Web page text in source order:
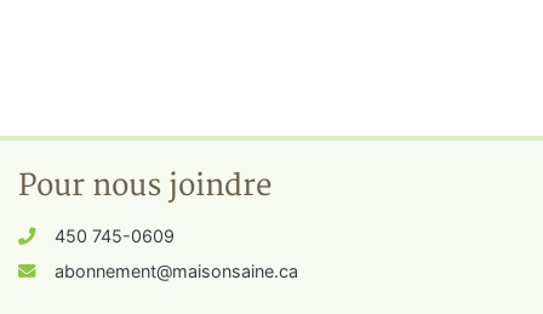
Pour nous joindre
450 745-0609
abonnement@maisonsaine.ca